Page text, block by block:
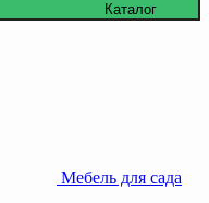
Каталог
Мебель для сада